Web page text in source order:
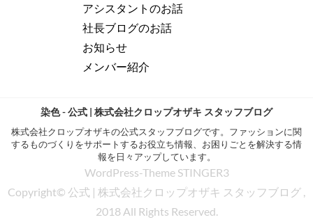
アシスタントのお話
社長ブログのお話
お知らせ
メンバー紹介
染色 - 公式 | 株式会社クロップオザキ スタッフブログ
株式会社クロップオザキの公式スタッフブログです。ファッションに関
するものづくりをサポートするお役立ち情報、お困りごとを解決する情
報を日々アップしています。
WordPress-Theme STINGER3
Copyright© 公式 | 株式会社クロップオザキ スタッフブログ ,
2018 All Rights Reserved.